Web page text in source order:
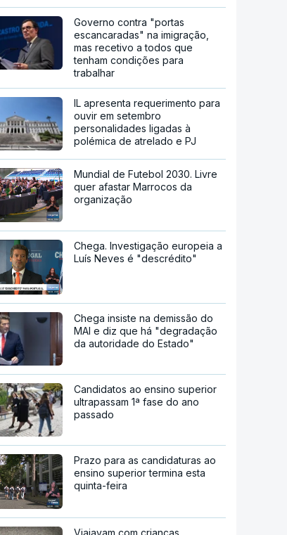
Governo contra "portas
escancaradas" na imigração,
mas recetivo a todos que
tenham condições para
trabalhar
IL apresenta requerimento para
ouvir em setembro
personalidades ligadas à
polémica de atrelado e PJ
Mundial de Futebol 2030. Livre
quer afastar Marrocos da
organização
Chega. Investigação europeia a
Luís Neves é "descrédito"
Chega insiste na demissão do
MAI e diz que há "degradação
da autoridade do Estado"
Candidatos ao ensino superior
ultrapassam 1ª fase do ano
passado
Prazo para as candidaturas ao
ensino superior termina esta
quinta-feira
Viajavam com crianças